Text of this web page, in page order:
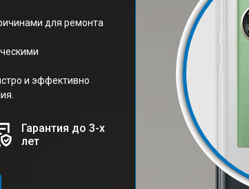
для ремонта
и эффективно
Гарантия до 3-х
лет